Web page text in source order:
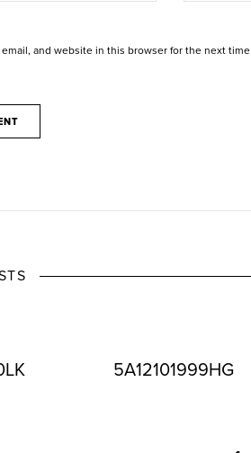
email, and website in this browser for the next
5A12101999HG